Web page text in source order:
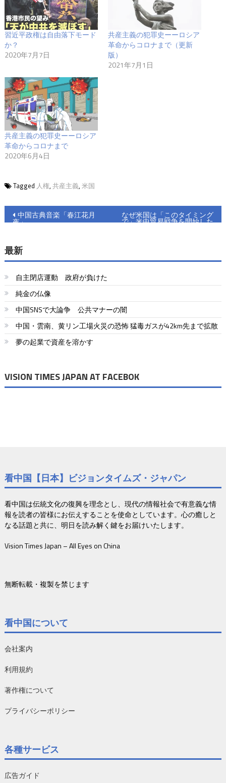
習近平政権は自由落下モード
か？
2020年7月7日
共産主義の犯罪史ーーロシア
革命からコロナまで（更新
版）
2021年7月1日
共産主義の犯罪史ーーロシア
革命からコロナまで
2020年6月4日
Tagged 人権, 共産主義, 米国
投
ナ
ビ
ゲ
ー
シ
ョ
中国古典音楽「春江花月
夜」
なぜ米国は「このタイミング
で」米中貿易戦争を開始した
最新
自主閉店運動 政府が負けた
純金の仏像
中国SNSで大論争 公共マナーの闇
中国・雲南、黄リン工場火災の恐怖 猛毒ガスが42km先まで拡散
夢の起業で資産を溶かす
VISION TIMES JAPAN AT FACEBOK
看中国【日本】ビジョンタイムズ・ジャパン
看中国は伝統文化の復興を理念とし、現代の情報社会で有意義な情
報を読者の皆様にお伝えすることを使命としています。心の癒しと
なる話題と共に、明日を読み解く鍵をお届けいたします。
Vision Times Japan – All Eyes on China
無断転載・複製を禁じます
看中国について
会社案内
利用規約
著作権について
プライバシーポリシー
各種サービス
広告ガイド